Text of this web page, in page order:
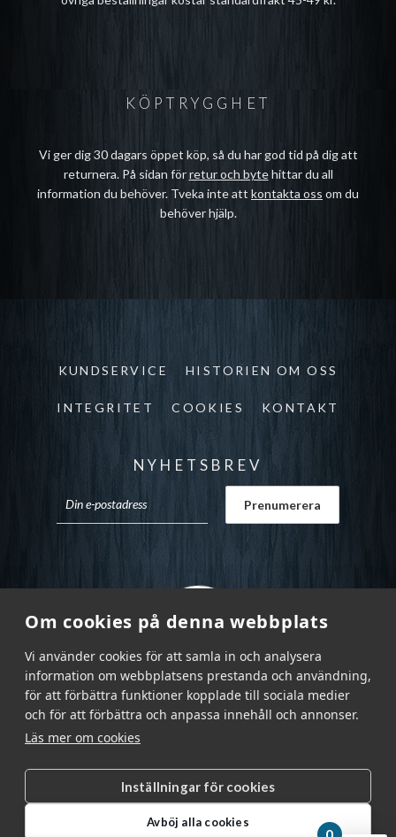
Om cookies på denna webbplats
Vi använder cookies för att samla in och analysera
information om webbplatsens prestanda och användning,
för att förbättra funktioner kopplade till sociala medier
och för att förbättra och anpassa innehåll och annonser.
Läs mer om cookies
Inställningar för cookies
Avböj alla cookies
KÖPTRYGGHET
Vi ger dig 30 dagars öppet köp, så du har god tid på dig att
returnera. På sidan förretur och bytehittar du all
information du behöver. Tveka inte att kontakta oss om du
behöver hjälp.
KUNDSERVICE HISTORIEN OM OSS
INTEGRITET COOKIES KONTAKT
NYHETSBREV
Garnr Sverige AB © 2026 |
info@garnr.se
| 031 - 92 94 92